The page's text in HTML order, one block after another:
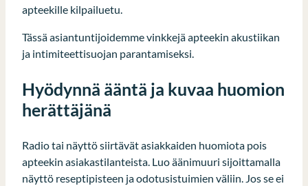
apteekille kilpailuetu.
Tässä asiantuntijoidemme vinkkejä apteekin akustiikan
ja intimiteettisuojan parantamiseksi.
Hyödynnä ääntä ja kuvaa huomion
herättäjänä
Radio tai näyttö siirtävät asiakkaiden huomiota pois
apteekin asiakastilanteista. Luo äänimuuri sijoittamalla
näyttö reseptipisteen ja odotusistuimien väliin. Jos se ei